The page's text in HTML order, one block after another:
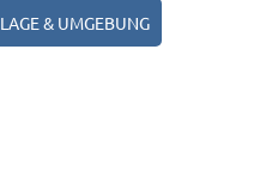
LAGE & UMGEBUNG